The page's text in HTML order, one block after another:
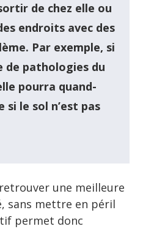
de chez elle ou
endroits avec des
Par exemple, si
de pathologies du
pourra quand-
le sol n’est pas
une meilleure
sans mettre en péril
permet donc